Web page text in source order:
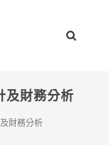
財務分析
財務分析